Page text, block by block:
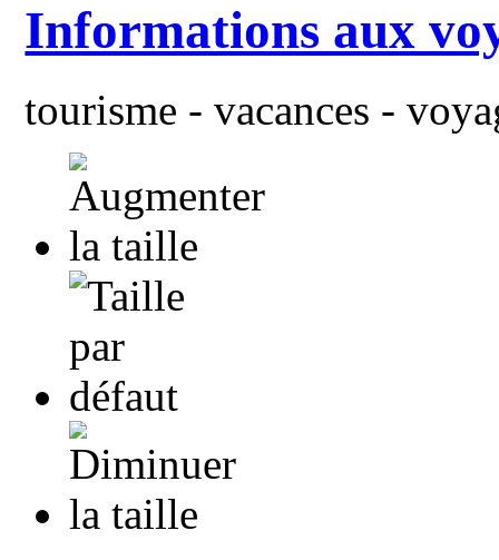
Informations aux
tourisme - vacances -